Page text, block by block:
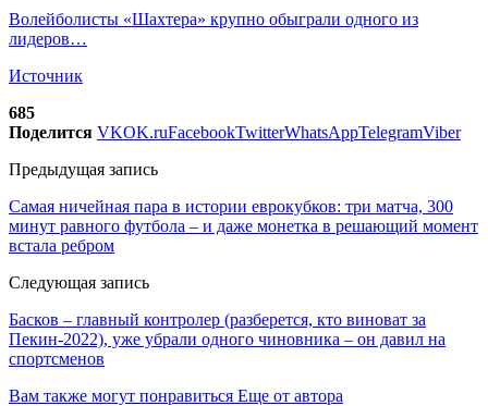
Волейболисты «Шахтера» крупно обыграли одного из
лидеров…
Источник
685
Поделится VKOK.ruFacebookTwitterWhatsAppTelegramViber
Предыдущая запись
Самая ничейная пара в истории еврокубков: три матча, 300
минут равного футбола – и даже монетка в решающий момент
встала ребром
Следующая запись
Басков – главный контролер (разберется, кто виноват за
Пекин-2022), уже убрали одного чиновника – он давил на
спортсменов
Вам также могут понравиться Еще от автора